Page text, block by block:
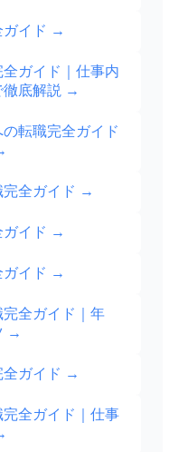
イド →
ガイド｜仕事内
徹底解説 →
転職完全ガイド
全ガイド →
イド →
イド →
全ガイド｜年
→
ガイド →
全ガイド｜仕事